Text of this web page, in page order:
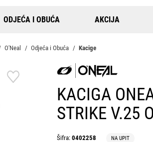
ODJEĆA I OBUĆA AKCIJA
O'Neal Odjeća i Obuća Kacige
KACIGA
STRIKE V.25
Šifra: 0402258 NA UPIT